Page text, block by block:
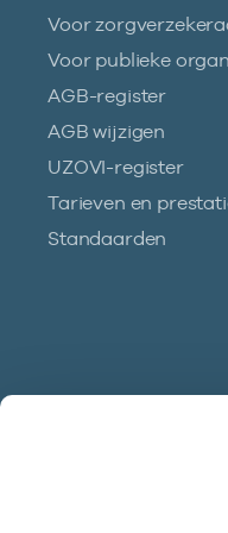
Voor
Voor publieke
AGB-register
AGB wijzigen
UZOVI-register
Tarieven en
Standaarden
We zijn